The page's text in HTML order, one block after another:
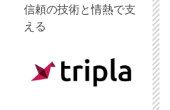
信頼の技術と情熱で支
える